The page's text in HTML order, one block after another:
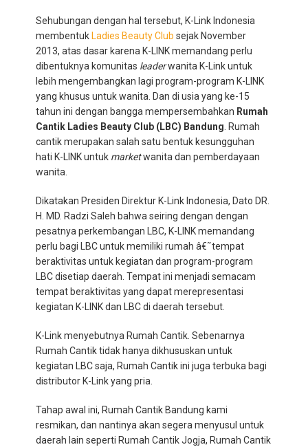
Sehubungan dengan hal tersebut, K-Link Indonesia
membentuk Ladies Beauty Club sejak November
2013, atas dasar karena K-LINK memandang perlu
dibentuknya komunitas leaderwanita K-Link untuk
lebih mengembangkan lagi program-program K-LINK
yang khusus untuk wanita. Dan di usia yang ke-15
tahun ini dengan bangga mempersembahkan Rumah
Cantik Ladies Beauty Club (LBC) Bandung. Rumah
cantik merupakan salah satu bentuk kesungguhan
hati K-LINK untuk marketwanita dan pemberdayaan
wanita.
Dikatakan Presiden Direktur K-Link Indonesia, Dato DR.
H. MD. Radzi Saleh bahwa seiring dengan dengan
pesatnya perkembangan LBC, K-LINK memandang
perlu bagi LBC untuk memiliki rumah â€˜tempat
beraktivitas untuk kegiatan dan program-program
LBC disetiap daerah. Tempat ini menjadi semacam
tempat beraktivitas yang dapat merepresentasi
kegiatan K-LINK dan LBC di daerah tersebut.
K-Link menyebutnya Rumah Cantik. Sebenarnya
Rumah Cantik tidak hanya dikhususkan untuk
kegiatan LBC saja, Rumah Cantik ini juga terbuka bagi
distributor K-Link yang pria.
Tahap awal ini, Rumah Cantik Bandung kami
resmikan, dan nantinya akan segera menyusul untuk
daerah lain seperti Rumah Cantik Jogja, Rumah Cantik